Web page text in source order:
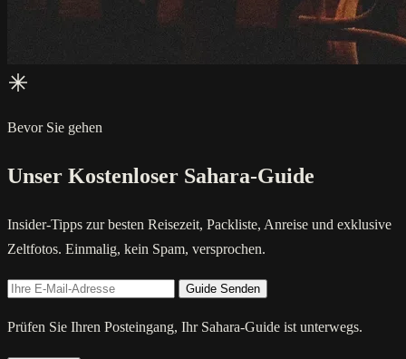
Bevor Sie gehen
Unser Kostenloser Sahara-Guide
Insider-Tipps zur besten Reisezeit, Packliste, Anreise und exklusive
Zeltfotos. Einmalig, kein Spam, versprochen.
Guide Senden
Prüfen Sie Ihren Posteingang, Ihr Sahara-Guide ist unterwegs.